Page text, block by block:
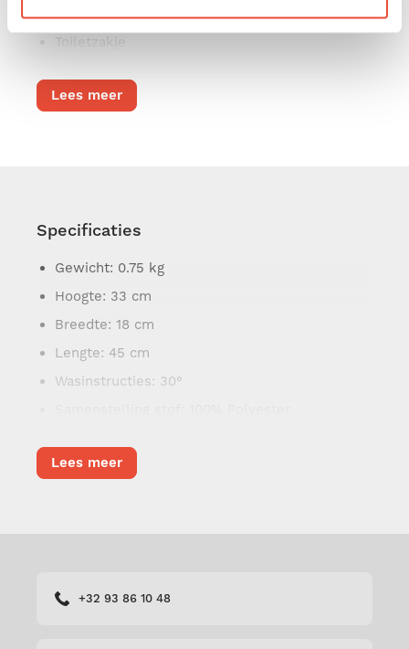
Verschoningsmatje
Toiletzakje
Lees meer
Specificaties
Gewicht: 0.75 kg
Hoogte: 33 cm
Breedte: 18 cm
Lengte: 45 cm
Wasinstructies: 30°
Lees meer
+32 93 86 10 48